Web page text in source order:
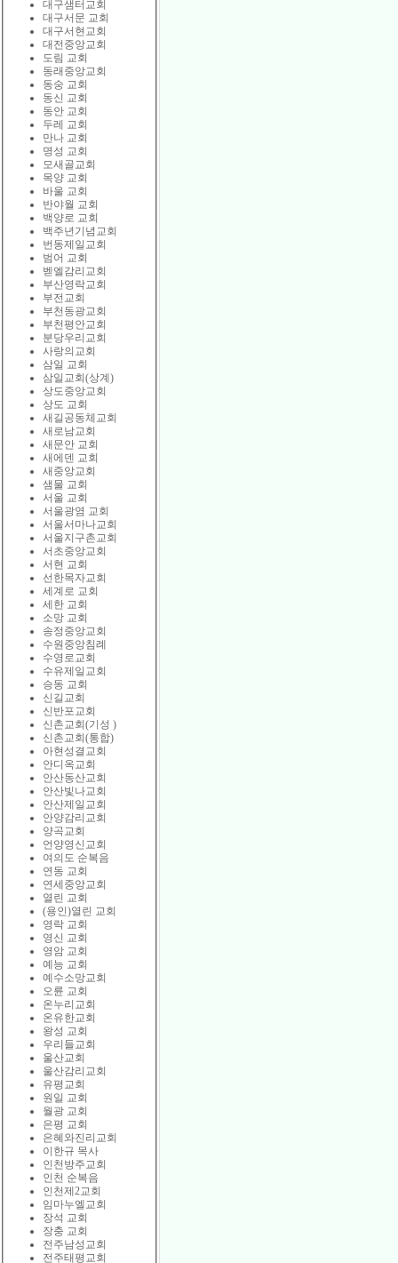
대구샘터교회
대구서문 교회
대구서현교회
대전중앙교회
도림 교회
동래중앙교회
동숭 교회
동신 교회
동안 교회
두레 교회
만나 교회
명성 교회
모새골교회
목양 교회
바울 교회
반야월 교회
백양로 교회
백주년기념교회
번동제일교회
범어 교회
벧엘감리교회
부산영락교회
부전교회
부천동광교회
부천평안교회
분당우리교회
사랑의교회
삼일 교회
삼일교회(상계)
상도중앙교회
상도 교회
새길공동체교회
새로남교회
새문안 교회
새에덴 교회
새중앙교회
샘물 교회
서울 교회
서울광염 교회
서울서마나교회
서울지구촌교회
서초중앙교회
서현 교회
선한목자교회
세계로 교회
세한 교회
소망 교회
송정중앙교회
수원중앙침례
수영로교회
수유제일교회
승동 교회
신길교회
신반포교회
신촌교회(기성 )
신촌교회(통합)
아현성결교회
안디옥교회
안산동산교회
안산빛나교회
안산제일교회
안양감리교회
양곡교회
언양영신교회
여의도 순복음
연동 교회
연세중앙교회
열린 교회
(용인)열린 교회
영락 교회
영신 교회
영암 교회
예능 교회
예수소망교회
오륜 교회
온누리교회
온유한교회
왕성 교회
우리들교회
울산교회
울산감리교회
유평교회
원일 교회
월광 교회
은평 교회
은혜와진리교회
이한규 목사
인천방주교회
인천 순복음
인천제2교회
임마누엘교회
장석 교회
장충 교회
전주남성교회
전주태평교회